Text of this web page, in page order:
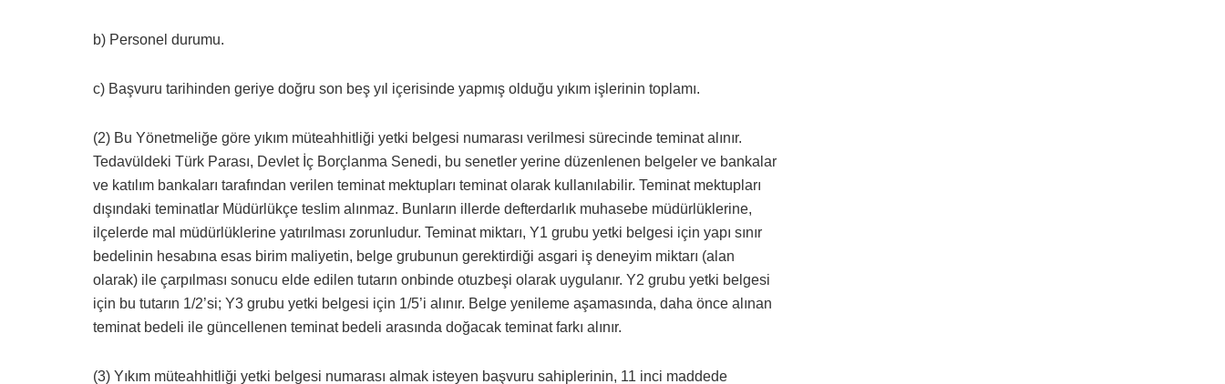
b) Personel durumu.
c) Başvuru tarihinden geriye doğru son beş yıl içerisinde yapmış olduğu yıkım işlerinin toplamı.
(2) Bu Yönetmeliğe göre yıkım müteahhitliği yetki belgesi numarası verilmesi sürecinde teminat alınır.
Tedavüldeki Türk Parası, Devlet İç Borçlanma Senedi, bu senetler yerine düzenlenen belgeler ve bankalar
ve katılım bankaları tarafından verilen teminat mektupları teminat olarak kullanılabilir. Teminat mektupları
dışındaki teminatlar Müdürlükçe teslim alınmaz. Bunların illerde defterdarlık muhasebe müdürlüklerine,
ilçelerde mal müdürlüklerine yatırılması zorunludur. Teminat miktarı, Y1 grubu yetki belgesi için yapı sınır
bedelinin hesabına esas birim maliyetin, belge grubunun gerektirdiği asgari iş deneyim miktarı (alan
olarak) ile çarpılması sonucu elde edilen tutarın onbinde otuzbeşi olarak uygulanır. Y2 grubu yetki belgesi
için bu tutarın 1/2’si; Y3 grubu yetki belgesi için 1/5’i alınır. Belge yenileme aşamasında, daha önce alınan
teminat bedeli ile güncellenen teminat bedeli arasında doğacak teminat farkı alınır.
(3) Yıkım müteahhitliği yetki belgesi numarası almak isteyen başvuru sahiplerinin, 11 inci maddede